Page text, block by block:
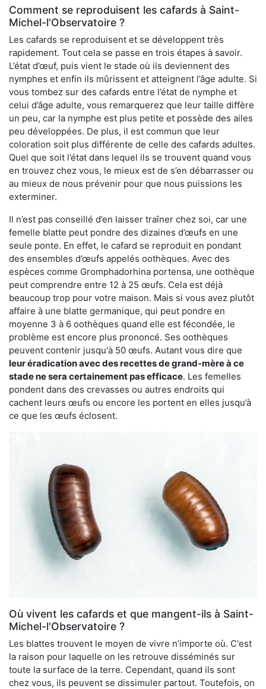
Comment se reproduisent les cafards à Saint-
Michel-l'Observatoire ?
Les cafards se reproduisent et se développent très
rapidement. Tout cela se passe en trois étapes à savoir.
L’état d’œuf, puis vient le stade où ils deviennent des
nymphes et enfin ils mûrissent et atteignent l’âge adulte. Si
vous tombez sur des cafards entre l’état de nymphe et
celui d’âge adulte, vous remarquerez que leur taille diffère
un peu, car la nymphe est plus petite et possède des ailes
peu développées. De plus, il est commun que leur
coloration soit plus différente de celle des cafards adultes.
Quel que soit l’état dans lequel ils se trouvent quand vous
en trouvez chez vous, le mieux est de s’en débarrasser ou
au mieux de nous prévenir pour que nous puissions les
exterminer.
Il n’est pas conseillé d’en laisser traîner chez soi, car une
femelle blatte peut pondre des dizaines d’œufs en une
seule ponte. En effet, le cafard se reproduit en pondant
des ensembles d’œufs appelés oothèques. Avec des
espèces comme Gromphadorhina portensa, une oothèque
peut comprendre entre 12 à 25 œufs. Cela est déjà
beaucoup trop pour votre maison. Mais si vous avez plutôt
affaire à une blatte germanique, qui peut pondre en
moyenne 3 à 6 oothèques quand elle est fécondée, le
problème est encore plus prononcé. Ses oothèques
peuvent contenir jusqu'à 50 œufs. Autant vous dire que
leur éradication avec des recettes de grand-mère à ce
stade ne sera certainement pas efficace. Les femelles
pondent dans des crevasses ou autres endroits qui
cachent leurs œufs ou encore les portent en elles jusqu’à
ce que les œufs éclosent.
Où vivent les cafards et que mangent-ils à Saint-
Michel-l'Observatoire ?
Les blattes trouvent le moyen de vivre n’importe où. C'est
la raison pour laquelle on les retrouve disséminés sur
toute la surface de la terre. Cependant, quand ils sont
chez vous, ils peuvent se dissimuler partout. Toutefois, on